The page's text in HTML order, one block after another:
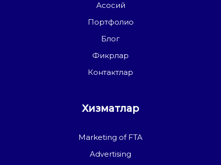
Асосий
Портфолио
Блог
Фикрлар
Контактлар
Хизматлар
Marketing of FTA
Advertising